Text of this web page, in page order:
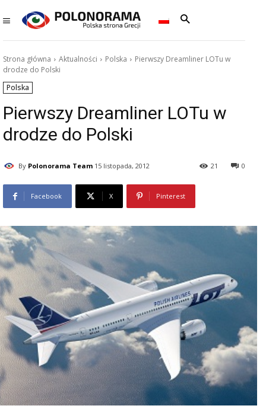
Strona główna Aktualności Polska
Pierwszy Dreamliner LOTu w
drodze do Polski
Polska
Pierwszy Dreamliner LOTu w
drodze do Polski
By Polonorama Team 15 listopada, 2012 0
21
Facebook X Pinterest